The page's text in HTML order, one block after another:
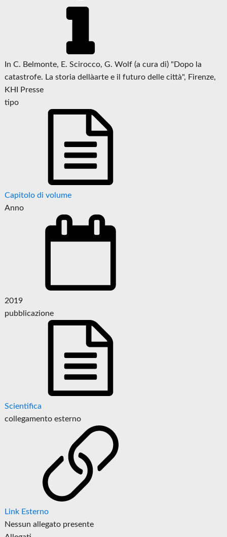
In C. Belmonte, E. Scirocco, G. Wolf (a cura di) "Dopo la
catastrofe. La storia dellàarte e il futuro delle città", Firenze,
KHI Presse
tipo
Capitolo di volume
Anno
2019
pubblicazione
Scientifica
collegamento esterno
Link Esterno
Nessun allegato presente